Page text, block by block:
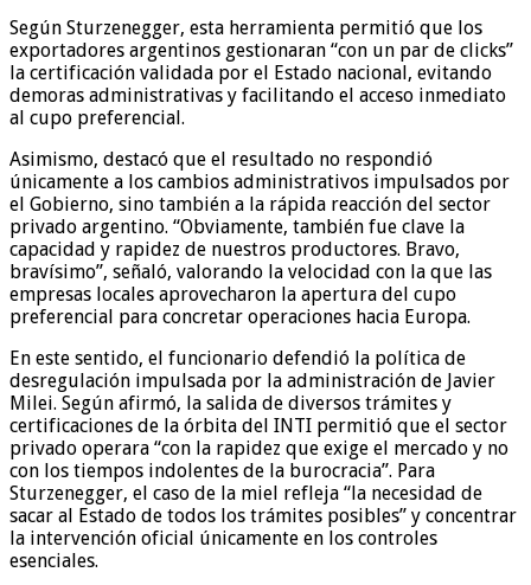
Según Sturzenegger, esta herramienta permitió que los
exportadores argentinos gestionaran “con un par de clicks”
la certificación validada por el Estado nacional, evitando
demoras administrativas y facilitando el acceso inmediato
al cupo preferencial.
Asimismo, destacó que el resultado no respondió
únicamente a los cambios administrativos impulsados por
el Gobierno, sino también a la rápida reacción del sector
privado argentino. “Obviamente, también fue clave la
capacidad y rapidez de nuestros productores. Bravo,
bravísimo”, señaló, valorando la velocidad con la que las
empresas locales aprovecharon la apertura del cupo
preferencial para concretar operaciones hacia Europa.
En este sentido, el funcionario defendió la política de
desregulación impulsada por la administración de Javier
Milei. Según afirmó, la salida de diversos trámites y
certificaciones de la órbita del INTI permitió que el sector
privado operara “con la rapidez que exige el mercado y no
con los tiempos indolentes de la burocracia”. Para
Sturzenegger, el caso de la miel refleja “la necesidad de
sacar al Estado de todos los trámites posibles” y concentrar
la intervención oficial únicamente en los controles
esenciales.